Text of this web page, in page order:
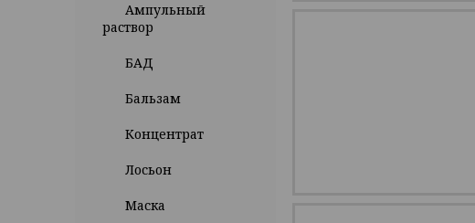
Ампульный
раствор
БАД
Бальзам
Концентрат
Лосьон
Маска